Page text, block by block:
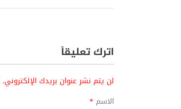
اترك تعليقاً
لن يتم نشر عنوان بريدك الإلكتروني.
الاسم *